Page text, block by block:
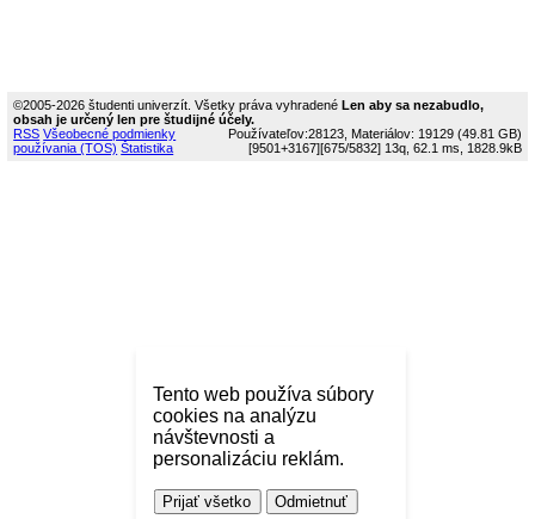
Tento web používa súbory
cookies na analýzu
návštevnosti a
personalizáciu reklám.
Prijať všetko Odmietnuť
©2005-2026 študenti univerzít. Všetky práva vyhradené Len aby sa nezabudlo,
obsah je určený len pre študijné účely.
Používateľov:28123, Materiálov: 19129 (49.81 GB)
RSS Všeobecné podmienky
používania (TOS) Štatistika [9501+3167][675/5832]13q, 62.1 ms, 1828.9kB